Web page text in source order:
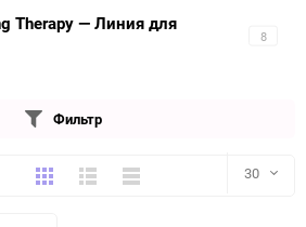
8
Therapy — Линия для
Фильтр
ПлиткаПодробноКомпактно 30